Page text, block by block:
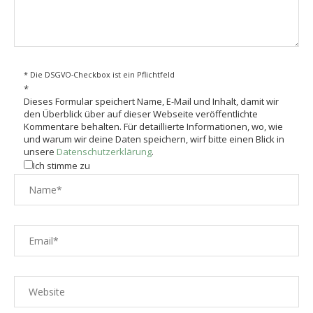
* Die DSGVO-Checkbox ist ein Pflichtfeld
*
Dieses Formular speichert Name, E-Mail und Inhalt, damit wir
den Überblick über auf dieser Webseite veröffentlichte
Kommentare behalten. Für detaillierte Informationen, wo, wie
und warum wir deine Daten speichern, wirf bitte einen Blick in
unsere Datenschutzerklärung.
Ich stimme zu